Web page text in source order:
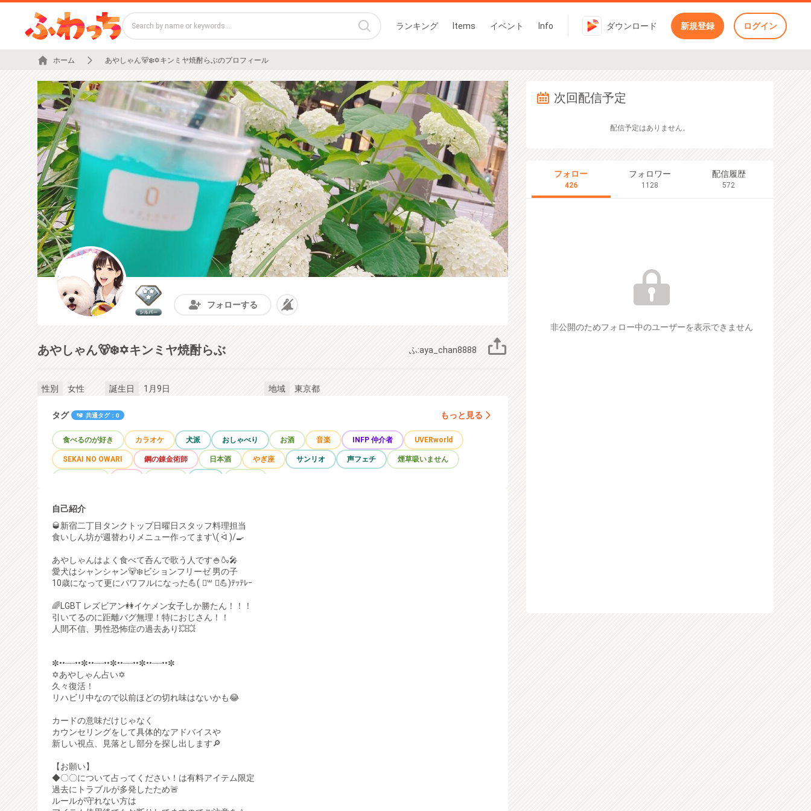
ランキング Items イベント Info ダウンロード 新規登録 ログイン
ホーム あやしゃん🐻‍❄️✡キンミヤ焼酎らぶのプロフィール
フォローする
あやしゃん🐻‍❄️✡キンミヤ焼酎らぶ ふ:aya_chan8888
性別 女性 誕生日 1月9日 地域 東京都
タグ 共通タグ：0 もっと見る
食べるのが好き カラオケ 犬派 おしゃべり お酒 音楽 INFP 仲介者 UVERworld
SEKAI NO OWARI 鋼の錬金術師 日本酒 やぎ座 サンリオ 声フェチ 煙草吸いません
自己紹介
🥃新宿二丁目タンクトップ日曜日スタッフ料理担当
食いしん坊が週替わりメニュー作ってます\( ᐛ )/🍳
あやしゃんはよく食べて呑んで歌う人です🍚🍶🎤
愛犬はシャンシャン🐻‍❄️ビションフリーゼ 男の子
10歳になって更にパワフルになった💪( ॑꒳ ॑💪)ﾃｯﾃﾚｰ
🌈LGBT レズビアン👭イケメン女子しか勝たん！！！
引いてるのに距離バグ無理！特におじさん！！
人間不信、男性恐怖症の過去あり💥💥
✼••┈┈••✼••┈┈••✼••┈┈••✼••┈┈••✼
✡あやしゃん占い✡
久々復活！
リハビリ中なので以前ほどの切れ味はないかも😂
カードの意味だけじゃなく
カウンセリングをして具体的なアドバイスや
新しい視点、見落とし部分を探し出します🔎
【お願い】
◆〇〇について占ってください！は有料アイテム限定
過去にトラブルが多発したため🚨
ルールが守れない方は
次回配信予定
配信予定はありません。
フォロー
426
フォロワー
1128
配信履歴
572
非公開のためフォロー中のユーザーを表示できません